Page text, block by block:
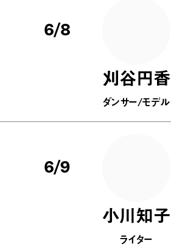
6/8
刈谷円香
ダンサー/モデル
6/9
小川知子
ライター